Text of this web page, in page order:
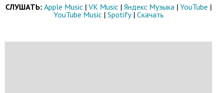
СЛУШАТЬ: Apple Music | VK Music | Яндекс Музыка | YouTube |
YouTube Music| Spotify| Cкачать